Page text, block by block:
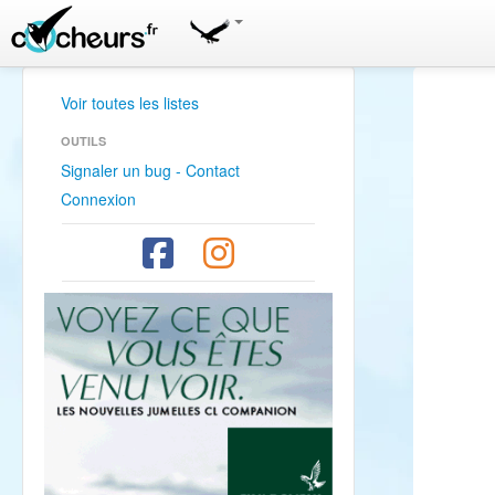
Voir toutes les listes
OUTILS
Signaler un bug - Contact
Connexion